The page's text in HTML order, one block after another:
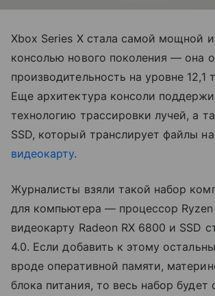
Xbox Series X стала самой мощной
консолью нового поколения — она
производительность на уровне 12,1
Еще архитектура консоли
технологию трассировки лучей, а
SSD, который транслирует файлы
видеокарту.
Журналисты взяли такой набор
для компьютера — процессор Ryzen
видеокарту Radeon RX 6800 и SSD
4.0. Если добавить к этому
вроде оперативной памяти,
блока питания, то весь набор будет